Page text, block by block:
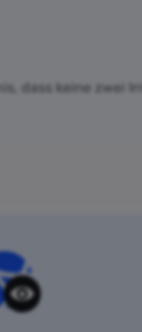
dass keine